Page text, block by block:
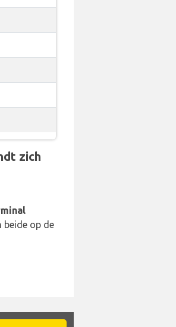
zich
beide op de